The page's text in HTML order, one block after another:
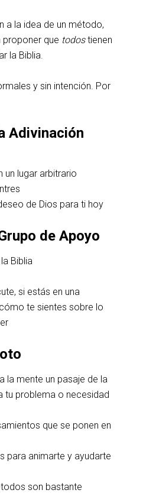
a la idea de un método,
que todostienen
la Biblia.
y sin intención. Por
Adivinación
un lugar arbitrario
de Dios para ti hoy
de Apoyo
Biblia
si estás en una
te sientes sobre lo
la mente un pasaje de la
tu problema o necesidad
que se ponen en
para animarte y ayudarte
son bastante